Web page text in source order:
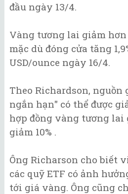
đầu ngày 13/4.
Vàng tương lai giảm hơn
mặc dù đóng cửa tăng
USD/ounce ngày 16/4.
Theo Richardson, nguồn
ngắn hạn" có thể được
hợp đồng vàng tương lai
giảm 10% .
Ông Richarson cho biết
các quỹ ETF có ảnh
tới giá vàng. Ông cũng